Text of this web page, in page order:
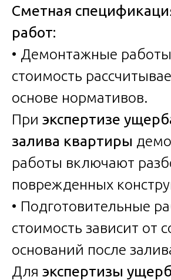
Сметная
работ:
• Демонтажные
стоимость
основе нормативов.
При экспертизе
залива квартиры
работы включают
поврежденных
• Подготовительные
стоимость зависит от
оснований после
Для экспертизы